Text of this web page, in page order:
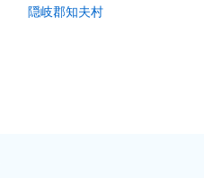
隠岐郡知夫村